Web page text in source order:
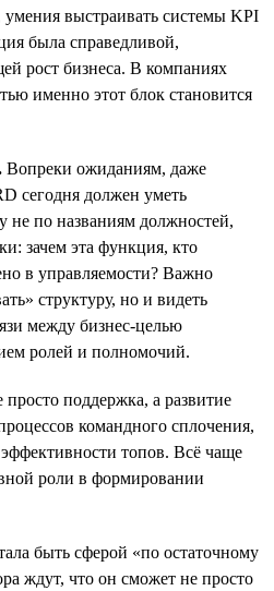
умения выстраивать системы KPI
была справедливой,
рост бизнеса. В компаниях
именно этот блок становится
Вопреки ожиданиям, даже
сегодня должен уметь
не по названиям должностей,
зачем эта функция, кто
в управляемости? Важно
структуру, но и видеть
между бизнес-целью
ролей и полномочий.
просто поддержка, а развитие
командного сплочения,
топов. Всё чаще
роли в формировании
быть сферой «по остаточному
ждут, что он сможет не просто